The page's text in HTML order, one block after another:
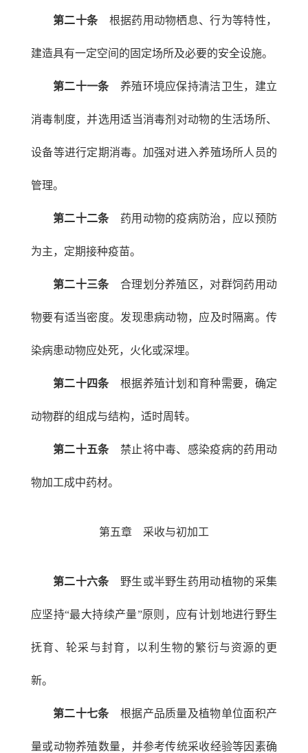
第二十条根据药用动物栖息、行为等特性，
建造具有一定空间的固定场所及必要的安全设施。
第二十一条养殖环境应保持清洁卫生，建立
消毒制度，并选用适当消毒剂对动物的生活场所、
设备等进行定期消毒。加强对进入养殖场所人员的
管理。
第二十二条药用动物的疫病防治，应以预防
为主，定期接种疫苗。
第二十三条合理划分养殖区，对群饲药用动
物要有适当密度。发现患病动物，应及时隔离。传
染病患动物应处死，火化或深埋。
第二十四条根据养殖计划和育种需要，确定
动物群的组成与结构，适时周转。
第二十五条禁止将中毒、感染疫病的药用动
物加工成中药材。
第五章 采收与初加工
第二十六条野生或半野生药用动植物的采集
应坚持“最大持续产量”原则，应有计划地进行野生
抚育、轮采与封育，以利生物的繁衍与资源的更
新。
第二十七条根据产品质量及植物单位面积产
量或动物养殖数量，并参考传统采收经验等因素确